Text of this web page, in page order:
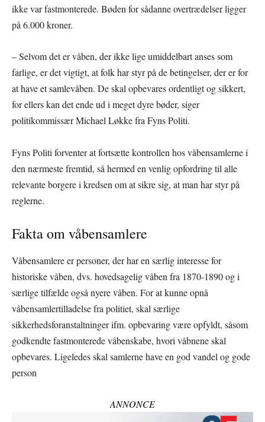
ikke var fastmonterede. Bøden for sådanne overtrædelser ligger
på 6.000 kroner.
– Selvom det er våben, der ikke lige umiddelbart anses som
farlige, er det vigtigt, at folk har styr på de betingelser, der er for
at have et samlevåben. De skal opbevares ordentligt og sikkert,
for ellers kan det ende ud i meget dyre bøder, siger
politikommissær Michael Løkke fra Fyns Politi.
Fyns Politi forventer at fortsætte kontrollen hos våbensamlerne i
den nærmeste fremtid, så hermed en venlig opfordring til alle
relevante borgere i kredsen om at sikre sig, at man har styr på
reglerne.
Fakta om våbensamlere
Våbensamlere er personer, der har en særlig interesse for
historiske våben, dvs. hovedsagelig våben fra 1870-1890 og i
særlige tilfælde også nyere våben. For at kunne opnå
våbensamlertilladelse fra politiet, skal særlige
sikkerhedsforanstaltninger ifm. opbevaring være opfyldt, såsom
godkendte fastmonterede våbenskabe, hvori våbnene skal
opbevares. Ligeledes skal samlerne have en god vandel og gode
person
ANNONCE